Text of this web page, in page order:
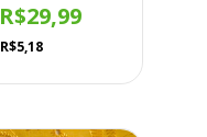
R$29,99
R$5,18